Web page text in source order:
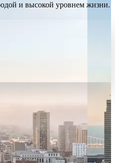
и высокой уровнем жизни.